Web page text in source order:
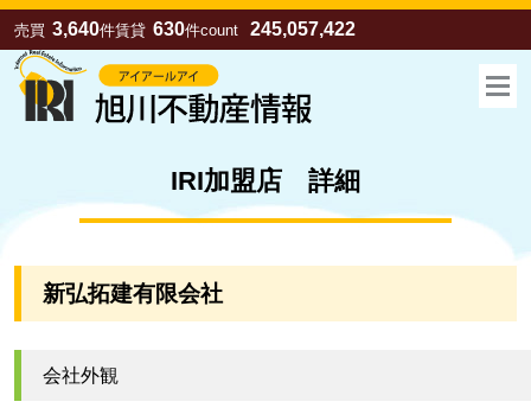
売買 3,640件賃貸 630件count 245,057,422
IRI加盟店 詳細
新弘拓建有限会社
会社外観